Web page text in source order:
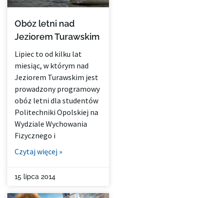
Obóz letni nad
Jeziorem Turawskim
Lipiec to od kilku lat
miesiąc, w którym nad
Jeziorem Turawskim jest
prowadzony programowy
obóz letni dla studentów
Politechniki Opolskiej na
Wydziale Wychowania
Fizycznego i
Czytaj więcej »
15 lipca 2014